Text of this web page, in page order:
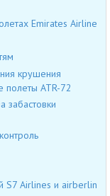
Emirates Airline
крушения
полеты ATR-72
забастовки
S7 Airlines и airberlin